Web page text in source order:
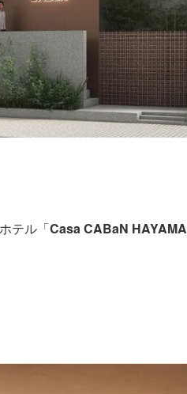
テル「Casa CABaN HAYAMA